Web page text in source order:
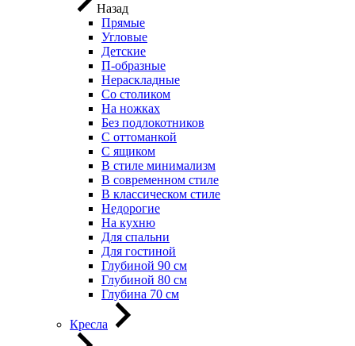
Назад
Прямые
Угловые
Детские
П-образные
Нераскладные
Со столиком
На ножках
Без подлокотников
С оттоманкой
С ящиком
В стиле минимализм
В современном стиле
В классическом стиле
Недорогие
На кухню
Для спальни
Для гостиной
Глубиной 90 см
Глубиной 80 см
Глубина 70 см
Кресла